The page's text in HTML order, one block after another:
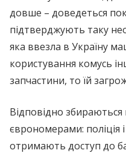
довше – доведеться
підтверджують таку
яка ввезла в Україну
користування комусь
запчастини, то їй
Відповідно
єврономерами: поліція
отримають доступ до